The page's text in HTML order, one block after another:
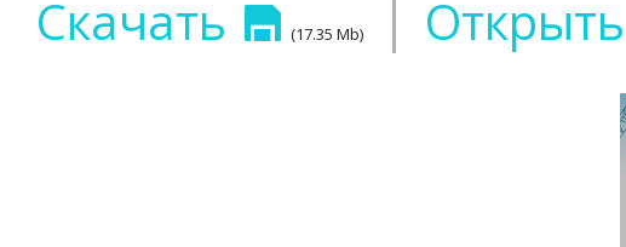
Скачать (17.35 Mb) | Открыть